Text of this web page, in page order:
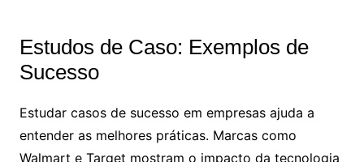
Estudos de Caso: Exemplos de
Sucesso
Estudar casos de sucesso em empresas ajuda a
entender as melhores práticas. Marcas como
Walmart e Target mostram o impacto da tecnologia